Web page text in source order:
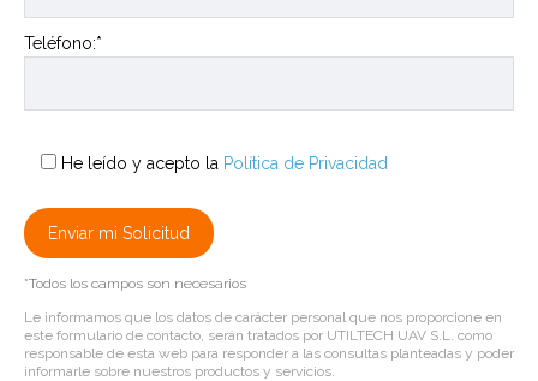
Teléfono:*
He leído y acepto la Política de Privacidad
*Todos los campos son necesarios
Le informamos que los datos de carácter personal que nos proporcione en
este formulario de contacto, serán tratados por UTILTECH UAV S.L. como
responsable de esta web para responder a las consultas planteadas y poder
informarle sobre nuestros productos y servicios.